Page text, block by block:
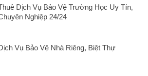
Dịch Vụ Bảo Vệ Trường Học Uy Tín,
Nghiệp 24/24
Vụ Bảo Vệ Nhà Riêng, Biệt Thự